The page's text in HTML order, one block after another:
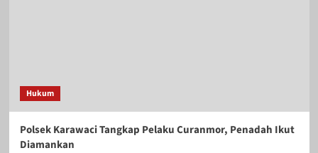
Hukum
Polsek Karawaci Tangkap Pelaku Curanmor, Penadah Ikut
Diamankan